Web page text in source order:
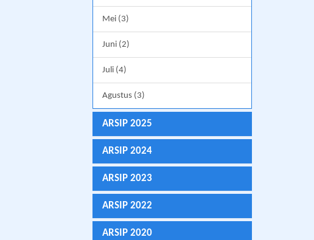
Mei (3)
Juni (2)
Juli (4)
Agustus (3)
ARSIP 2025
ARSIP 2024
ARSIP 2023
ARSIP 2022
ARSIP 2020